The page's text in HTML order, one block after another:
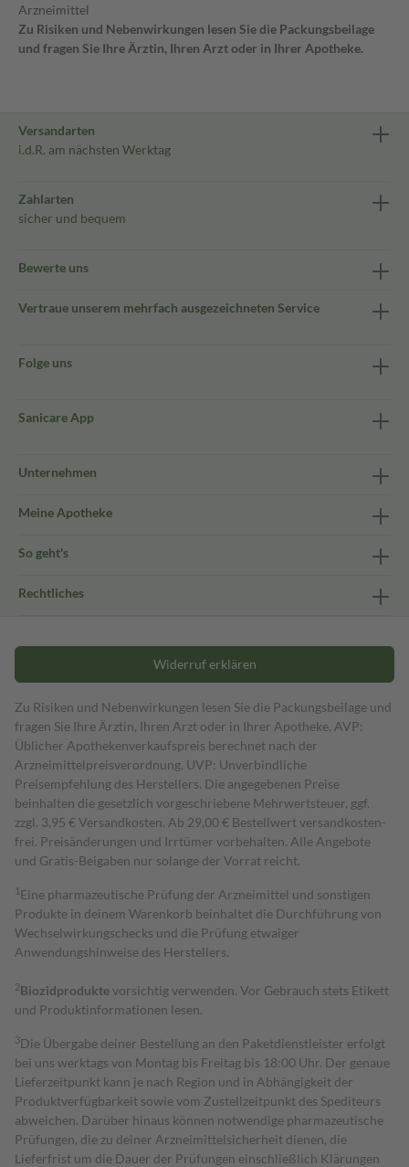
Arzneimittel
Zu Risiken und Nebenwirkungen lesen Sie die Packungsbeilage
und fragen Sie Ihre Ärztin, Ihren Arzt oder in Ihrer Apotheke.
Versandarten
i.d.R. am nächsten Werktag
Zahlarten
sicher und bequem
Bewerte uns
Vertraue unserem mehrfach ausgezeichneten Service
Folge uns
Sanicare App
Unternehmen
Meine Apotheke
So geht's
Rechtliches
Widerruf erklären
Zu Risiken und Nebenwirkungen lesen Sie die Packungsbeilage und
fragen Sie Ihre Ärztin, Ihren Arzt oder in Ihrer Apotheke. AVP:
Üblicher Apothekenverkaufspreis berechnet nach der
Arzneimittelpreisverordnung. UVP: Unverbindliche
Preisempfehlung des Herstellers. Die angegebenen Preise
beinhalten die gesetzlich vorgeschriebene Mehrwertsteuer, ggf.
zzgl. 3,95 € Versandkosten. Ab 29,00 € Bestell­wert versand­kosten­
frei. Preisänderungen und Irrtümer vorbehalten. Alle Angebote
und Gratis-Beigaben nur solange der Vorrat reicht.
1 Eine pharmazeutische Prüfung der Arzneimittel und sonstigen
Produkte in deinem Warenkorb beinhaltet die Durchführung von
Wechselwirkungschecks und die Prüfung etwaiger
Anwendungshinweise des Herstellers.
2Biozidproduktevorsichtig verwenden. Vor Gebrauch stets Etikett
und Produktinformationen lesen.
3Die Übergabe deiner Bestellung an den Paketdienstleister erfolgt
bei uns werktags von Montag bis Freitag bis 18:00 Uhr. Der genaue
Lieferzeitpunkt kann je nach Region und in Abhängigkeit der
Produktverfügbarkeit sowie vom Zustellzeitpunkt des Spediteurs
abweichen. Darüber hinaus können notwendige pharmazeutische
Prüfungen, die zu deiner Arzneimittelsicherheit dienen, die
Lieferfrist um die Dauer der Prüfungen einschließlich Klärungen